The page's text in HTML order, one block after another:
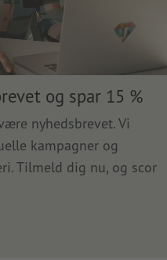
og spar 15 %
nyhedsbrevet. Vi
kampagner og
Tilmeld dig nu, og scor